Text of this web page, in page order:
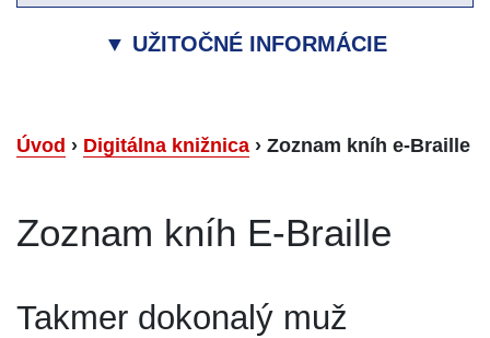
▼ UŽITOČNÉ INFORMÁCIE
Úvod › Digitálna knižnica › Zoznam kníh e-Braille
Zoznam kníh E-Braille
Takmer dokonalý muž